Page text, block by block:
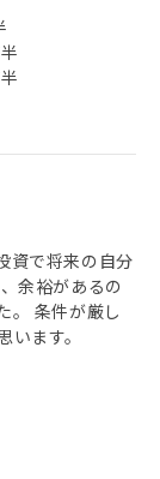
資で将来の自分
余裕があるの
。 条件が厳し
ます。